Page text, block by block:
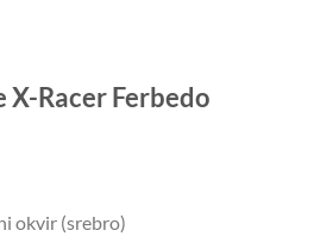
X-Racer Ferbedo
okvir (srebro)